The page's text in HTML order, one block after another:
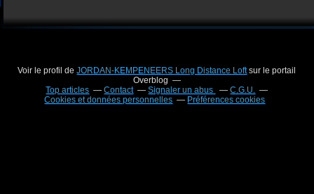
Voir le profil deJORDAN-KEMPENEERS Long Distance Loftsur le portail
Overblog
Top articles
Contact Signaler un abus
C.G.U.
Cookies et données personnelles
Préférences cookies